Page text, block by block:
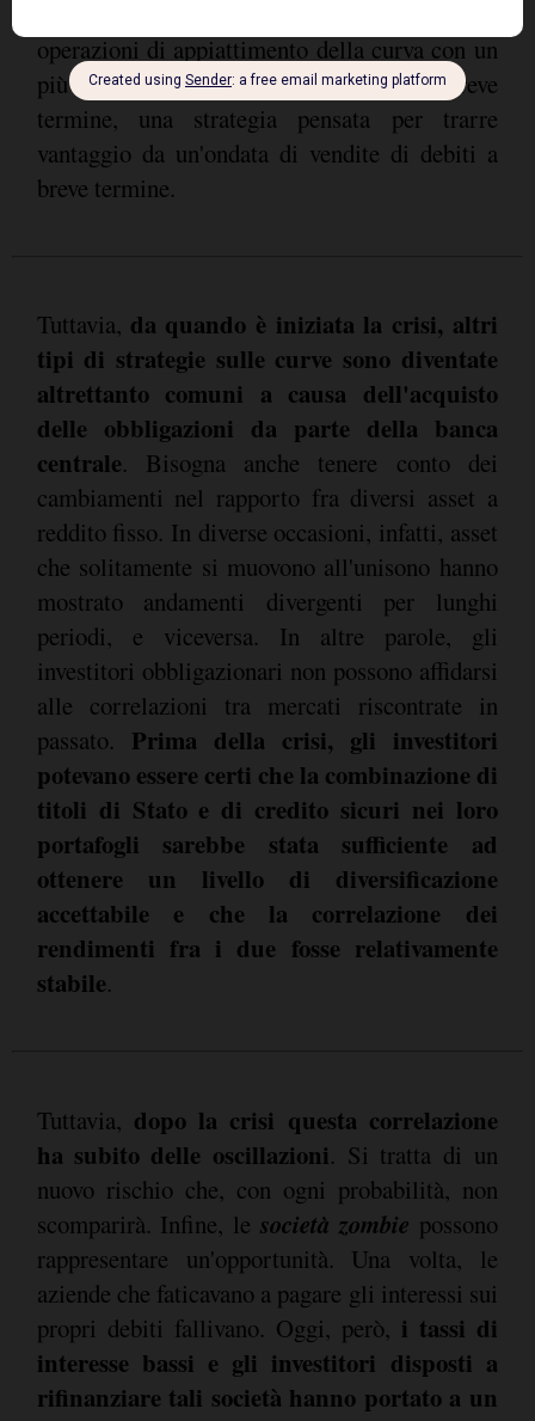
operazioni di appiattimento della curva con un
più rapido incremento dei tassi a breve
termine, una strategia pensata per trarre
vantaggio da un'ondata di vendite di debiti a
breve termine.
Tuttavia, da quando è iniziata la crisi, altri
tipi di strategie sulle curve sono diventate
altrettanto comuni a causa dell'acquisto
delle obbligazioni da parte della banca
centrale. Bisogna anche tenere conto dei
cambiamenti nel rapporto fra diversi asset a
reddito fisso. In diverse occasioni, infatti, asset
che solitamente si muovono all'unisono hanno
mostrato andamenti divergenti per lunghi
periodi, e viceversa. In altre parole, gli
investitori obbligazionari non possono affidarsi
alle correlazioni tra mercati riscontrate in
passato. Prima della crisi, gli investitori
potevano essere certi che la combinazione di
titoli di Stato e di credito sicuri nei loro
portafogli sarebbe stata sufficiente ad
ottenere un livello di diversificazione
accettabile e che la correlazione dei
rendimenti fra i due fosse relativamente
stabile.
Tuttavia, dopo la crisi questa correlazione
ha subito delle oscillazioni. Si tratta di un
nuovo rischio che, con ogni probabilità, non
scomparirà. Infine, le società zombie possono
rappresentare un'opportunità. Una volta, le
aziende che faticavano a pagare gli interessi sui
propri debiti fallivano. Oggi, però, i tassi di
interesse bassi e gli investitori disposti a
rifinanziare tali società hanno portato a un